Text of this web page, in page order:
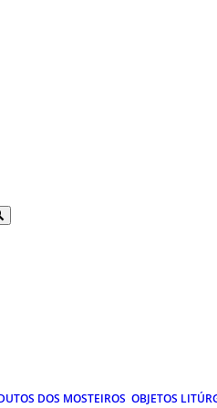
DOS MOSTEIROS OBJETOS